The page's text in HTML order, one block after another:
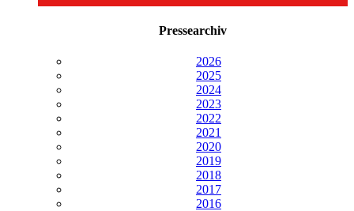
Pressearchiv
2026
2025
2024
2023
2022
2021
2020
2019
2018
2017
2016